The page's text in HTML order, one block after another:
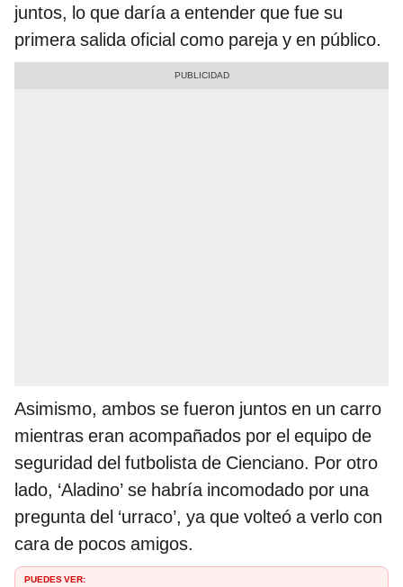
juntos, lo que daría a entender que fue su
primera salida oficial como pareja y en público.
Asimismo, ambos se fueron juntos en un carro
mientras eran acompañados por el equipo de
seguridad del futbolista de Cienciano. Por otro
lado, ‘Aladino’ se habría incomodado por una
pregunta del ‘urraco’, ya que volteó a verlo con
cara de pocos amigos.
PUEDES VER: